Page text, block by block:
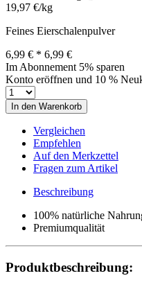
19,97 €/kg
Feines Eierschalenpulver
6,99 € * 6,99 €
Im Abonnement 5% sparen
Konto eröffnen und 10 %
In den Warenkorb
Vergleichen
Empfehlen
Auf den Merkzettel
Fragen zum Artikel
Beschreibung
100% natürliche
Premiumqualität
Produktbeschreibung: